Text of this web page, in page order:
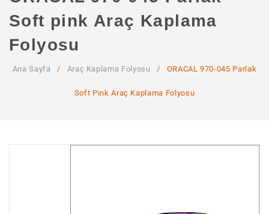
Hakkımızda
Hizmetlerimiz
Soft pink Araç Kaplama
Folyosu
Ana Sayfa / Araç Kaplama Folyosu / ORACAL 970-045 Parlak
Soft Pink Araç Kaplama Folyosu